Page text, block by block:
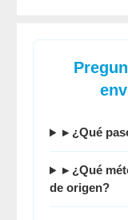
▸ ¿Qué
▸ ¿Qué
de origen?